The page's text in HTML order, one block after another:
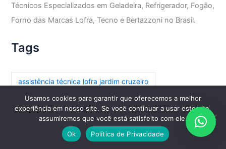
Técnicos Especializados em Geladeira, Refrigerador, Fogão,
Forno das Marcas Lofra, Tecno e Bertazzoni no Brasil.
Tags
assistência técnica lofra jardim cruzeiro
assistência técnica lofra parada inglesa
assistência técnica lofra paraíso
assistência técnica lofra paraíso do morumbi
Usamos cookies para garantir que oferecemos a melhor
experiência em nosso site. Se você continuar a usar este site,
assumiremos que você está satisfeito com ele.
Ok
Política de Privacidade